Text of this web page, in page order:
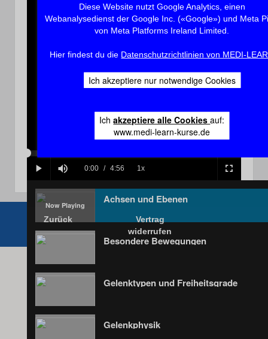
Diese Website nutzt Google Analytics, einen
Webanalysedienst der Google Inc. («Google») und Meta
von Meta Platforms Ireland Limited.
Hier findest du die Datenschutzrichtlinien von MEDI-
Ich akzeptiere nur notwendige Cookies
Ichakzeptiere alle Cookiesauf:
www.medi-learn-kurse.de
Play
Video
Play Mute Current
0:00 / Duration
4:56
Loaded
0%
Progress
0%
Playback
1x Fullscreen
Achsen und Ebenen
Besondere Bewegungen
Gelenktypen und Freiheitsgrade
Gelenkphysik
Zurück
Vertrag
widerrufen